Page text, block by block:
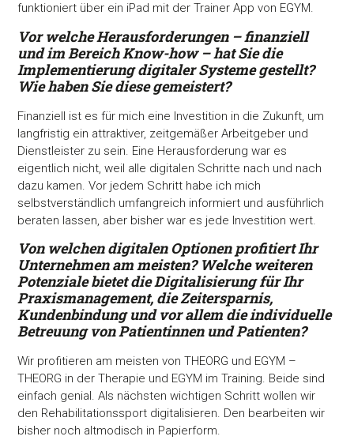
funktioniert über ein iPad mit der Trainer App von EGYM.
Vor welche Herausforderungen – finanziell
und imBereich Know-how – hat Sie die
Implementierung digitalerSysteme gestellt?
Wie haben Sie diese gemeistert?
Finanziell ist es für mich eine Investition in die Zukunft, um
langfristig ein attraktiver, zeitgemäßer Arbeitgeber und
Dienstleister zu sein. Eine Herausforderung war es
eigentlich nicht, weil alle digitalen Schritte nach und nach
dazu kamen. Vor jedem Schritt habe ich mich
selbstverständlich umfangreich informiert und ausführlich
beraten lassen, aber bisher war es jede Investition wert.
Von welchen digitalen Optionen profitiert Ihr
Unternehmen am meisten? Welche weiteren
Potenziale bietetdie Digitalisierung für Ihr
Praxismanagement, die Zeitersparnis,
Kundenbindung und vor allem die individuelle
Betreuung von Patientinnen und Patienten?
Wir profitieren am meisten von THEORG und EGYM –
THEORG in der Therapie und EGYM im Training. Beide sind
einfach genial. Als nächsten wichtigen Schritt wollen wir
den Rehabilitationssport digitalisieren. Den bearbeiten wir
bisher noch altmodisch in Papierform.